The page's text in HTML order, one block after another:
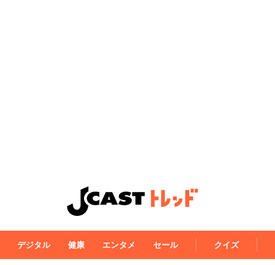
デジタル 健康 エンタメ セール クイズ